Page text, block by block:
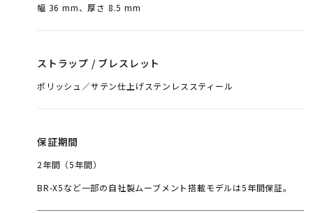
幅 36 mm、厚さ 8.5 mm
ストラップ / ブレスレット
ポリッシュ／サテン仕上げステンレススティール
保証期間
2年間（5年間）
BR-X5など一部の自社製ムーブメント搭載モデルは5年間保証。